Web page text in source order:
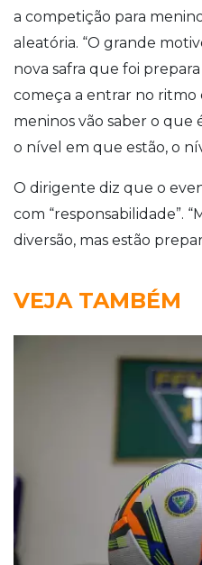
a competição para
aleatória. “O grande
nova safra que foi
começa a entrar no
meninos vão saber o que
o nível em que estão, o
O dirigente diz que o
com “responsabilidade”.
diversão, mas estão
VEJA TAMBÉM